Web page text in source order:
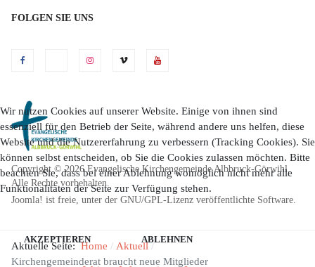
FOLGEN SIE UNS
Copyright © 2026 Evangelische Kirchengemeinde Albbruck-Görwihl.
Alle Rechte vorbehalten.
Joomla! ist freie, unter der GNU/GPL-Lizenz veröffentlichte Software.
Aktuelle Seite:Home
Aktuell
Kirchengemeinderat braucht neue Mitglieder
Wir nutzen Cookies auf unserer Website. Einige von ihnen sind
essenziell für den Betrieb der Seite, während andere uns helfen, diese
Website und die Nutzererfahrung zu verbessern (Tracking Cookies). Sie
können selbst entscheiden, ob Sie die Cookies zulassen möchten. Bitte
beachten Sie, dass bei einer Ablehnung womöglich nicht mehr alle
Funktionalitäten der Seite zur Verfügung stehen.
AKZEPTIEREN ABLEHNEN